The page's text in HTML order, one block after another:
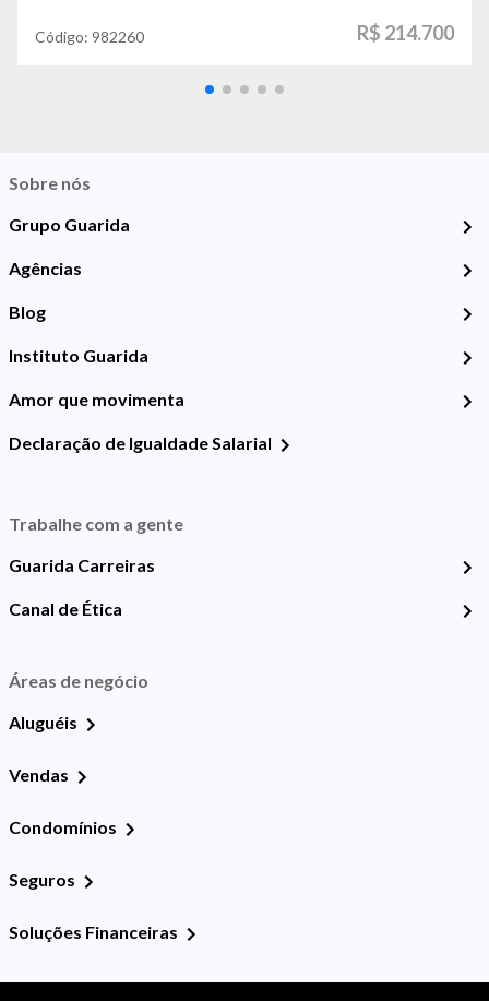
Código: 982260 R$ 214.700
Sobre nós
Grupo Guarida
Agências
Blog
Instituto Guarida
Amor que movimenta
Declaração de Igualdade Salarial
Trabalhe com a gente
Guarida Carreiras
Canal de Ética
Áreas de negócio
Aluguéis
Vendas
Condomínios
Seguros
Soluções Financeiras